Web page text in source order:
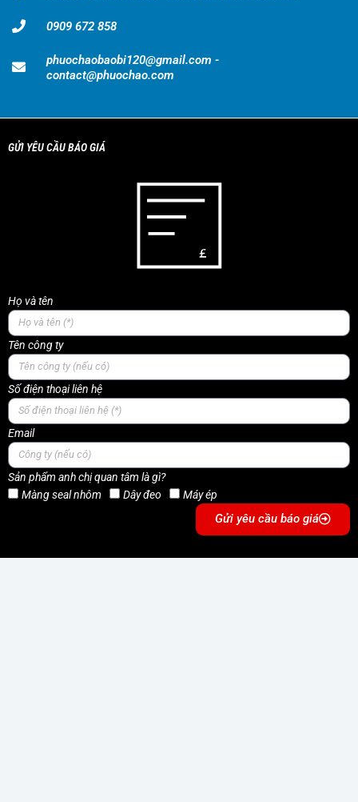
0909 672 858
phuochaobaobi120@gmail.com -
contact@phuochao.com
GỬI YÊU CẦU BÁO GIÁ
Họ và tên
Tên công ty
Số điện thoại liên hệ
Email
Sản phẩm anh chị quan tâm là gì?
Màng seal nhôm
Dây đeo Máy ép
Gửi yêu cầu báo giá